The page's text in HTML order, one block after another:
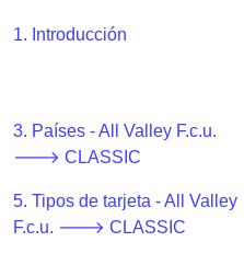
BIN
Checker
CC
Generator
from
Banks
1. Introducción
3. Países - All Valley F.c.u.
🡒 CLASSIC
5. Tipos de tarjeta - All Valley
F.c.u. 🡒 CLASSIC